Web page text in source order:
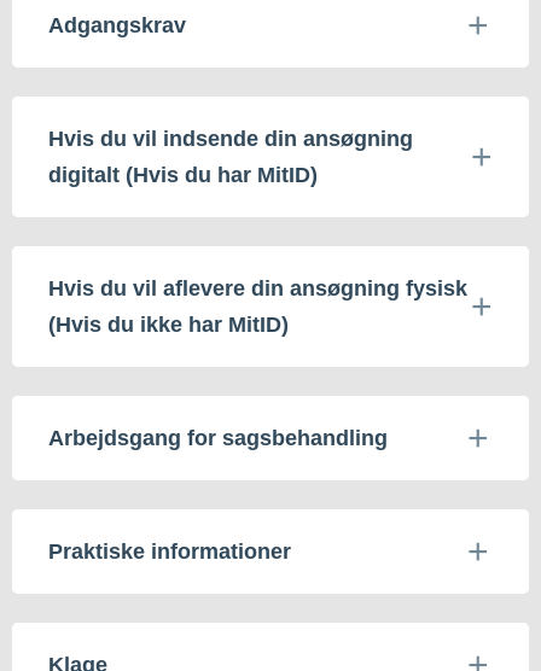
Adgangskrav
Hvis du vil indsende din ansøgning
digitalt (Hvis du har MitID)
Hvis du vil aflevere din ansøgning fysisk
(Hvis du ikke har MitID)
Arbejdsgang for sagsbehandling
Praktiske informationer
Klage